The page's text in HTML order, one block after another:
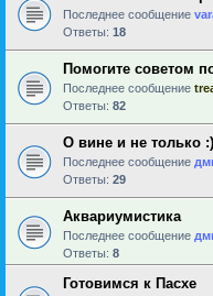
Последнее сообщение
Ответы: 18
Помогите советом
Последнее сообщение
Ответы: 82
О вине и не только :)
Последнее сообщение
Ответы: 29
Аквариумистика
Последнее сообщение
Ответы: 8
Готовимся к Пасхе